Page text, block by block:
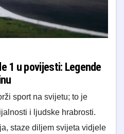
1 u povijesti: Legende
sport na svijetu; to je
i ljudske hrabrosti.
staze diljem svijeta vidjele